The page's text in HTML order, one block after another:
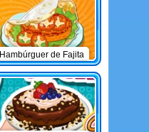
Hambúrguer de Fajita